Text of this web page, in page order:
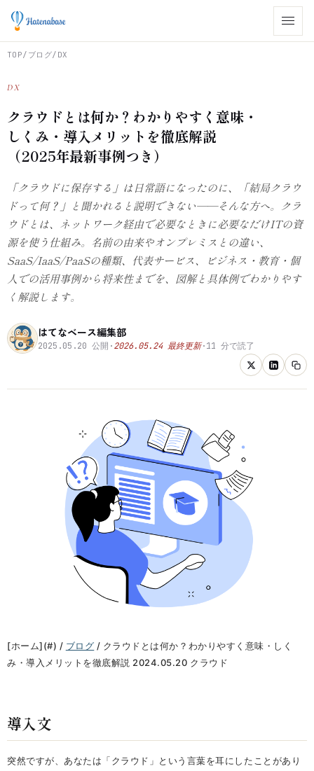
TOP/ ブログ/ DX
DX
クラウドとは何か？わかりやすく意味・
しくみ・導入メリットを徹底解説
（2025年最新事例つき）
「クラウドに保存する」は日常語になったのに、「結局クラウ
ドって何？」と聞かれると説明できない——そんな方へ。クラ
ウドとは、ネットワーク経由で必要なときに必要なだけITの資
源を使う仕組み。名前の由来やオンプレミスとの違い、
SaaS/IaaS/PaaSの種類、代表サービス、ビジネス・教育・個
人での活用事例から将来性までを、図解と具体例でわかりやす
く解説します。
はてなベース編集部
2025.05.20 公開 ·2026.05.24最終更新·11 分で読了
[ホーム](#) / ブログ / クラウドとは何か？わかりやすく意味・しく
み・導入メリットを徹底解説 2024.05.20 クラウド
導入文
突然ですが、あなたは「クラウド」という言葉を耳にしたことがあり